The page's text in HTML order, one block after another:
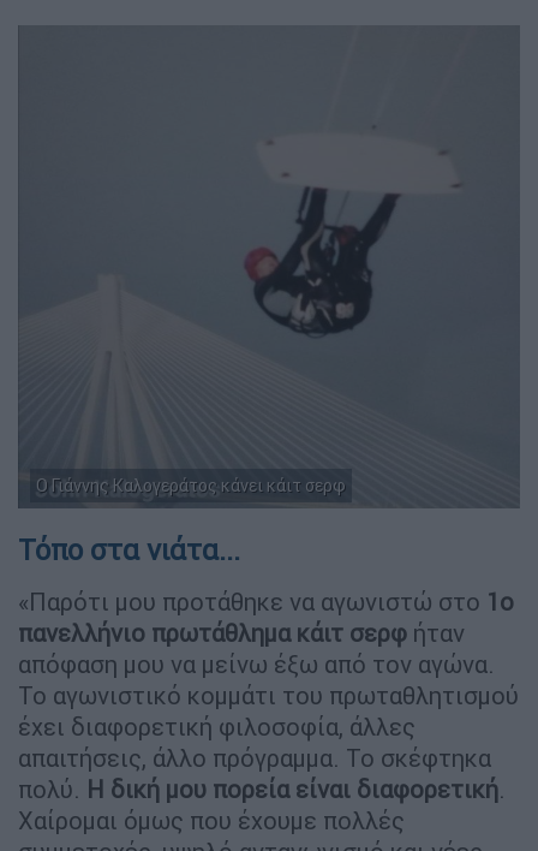
Ο Γιάννης Καλογεράτος κάνει κάιτ σερφ
Τόπο στα νιάτα...
«Παρότι μου προτάθηκε να αγωνιστώ στο 1ο
πανελλήνιο πρωτάθλημα κάιτ σερφ ήταν
απόφαση μου να μείνω έξω από τον αγώνα.
Το αγωνιστικό κομμάτι του πρωταθλητισμού
έχει διαφορετική φιλοσοφία, άλλες
απαιτήσεις, άλλο πρόγραμμα. Το σκέφτηκα
πολύ. Η δική μου πορεία είναι διαφορετική.
Χαίρομαι όμως που έχουμε πολλές